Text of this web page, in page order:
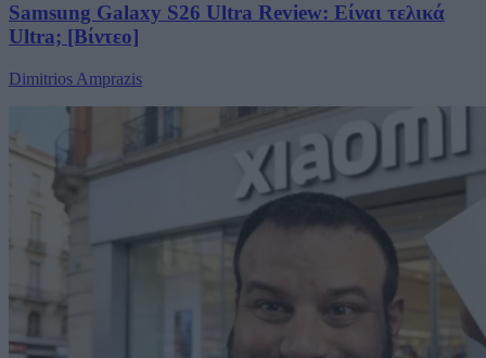
Samsung Galaxy S26 Ultra Review: Είναι τελικά
Ultra; [Βίντεο]
Dimitrios Amprazis